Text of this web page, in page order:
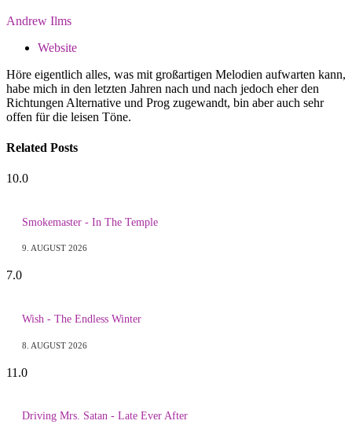
Andrew Ilms
Website
Höre eigentlich alles, was mit großartigen Melodien aufwarten kann,
habe mich in den letzten Jahren nach und nach jedoch eher den
Richtungen Alternative und Prog zugewandt, bin aber auch sehr
offen für die leisen Töne.
Related Posts
10.0
Smokemaster - In The Temple
9. AUGUST 2026
7.0
Wish - The Endless Winter
8. AUGUST 2026
11.0
Driving Mrs. Satan - Late Ever After